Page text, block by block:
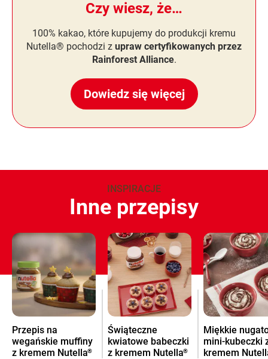
Czy wiesz, że…
100% kakao, które kupujemy do produkcji kremu
Nutella® pochodzi z upraw certyfikowanych przez
Rainforest Alliance.
Dowiedz się więcej
INSPIRACJE
Inne przepisy
Przepis na
wegańskie muffiny
z kremem Nutella®
Świąteczne
kwiatowe babeczki
z kremem Nutella®
Miękkie
mini-kubeczki
kremem